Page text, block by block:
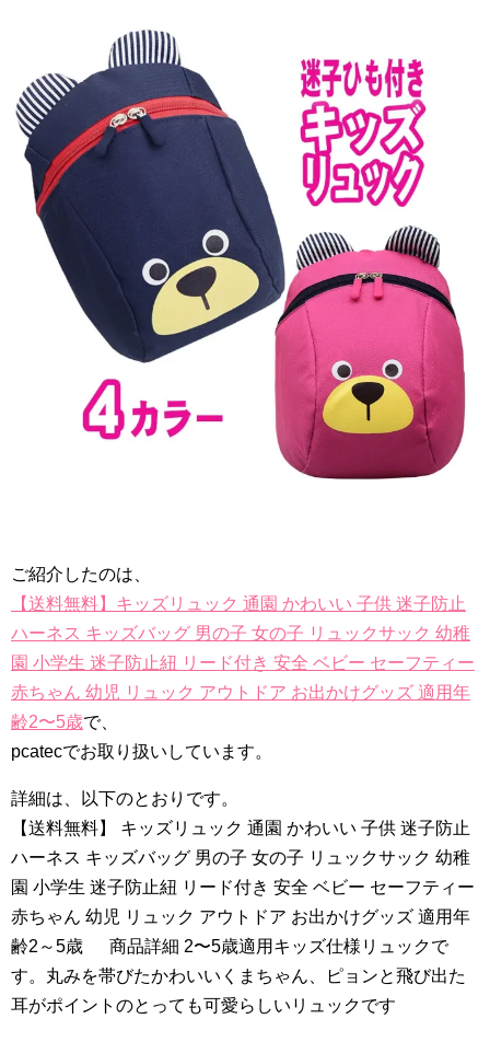
ご紹介したのは、
【送料無料】キッズリュック 通園 かわいい 子供 迷子防止
ハーネス キッズバッグ 男の子 女の子 リュックサック 幼稚
園 小学生 迷子防止紐 リード付き 安全 ベビー セーフティー
赤ちゃん 幼児 リュック アウトドア お出かけグッズ 適用年
齢2〜5歳で、
pcatecでお取り扱いしています。
詳細は、以下のとおりです。
【送料無料】 キッズリュック 通園 かわいい 子供 迷子防止
ハーネス キッズバッグ 男の子 女の子 リュックサック 幼稚
園 小学生 迷子防止紐 リード付き 安全 ベビー セーフティー
赤ちゃん 幼児 リュック アウトドア お出かけグッズ 適用年
齢2～5歳 商品詳細 2〜5歳適用キッズ仕様リュックで
す。丸みを帯びたかわいいくまちゃん、ピョンと飛び出た
耳がポイントのとっても可愛らしいリュックです